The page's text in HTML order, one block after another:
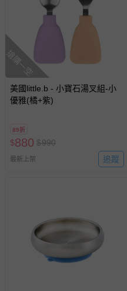
搶購一空
美國little.b - 小寶石湯叉組-小
優雅(橘+紫)
89折
$880 $990
最新上架 追蹤